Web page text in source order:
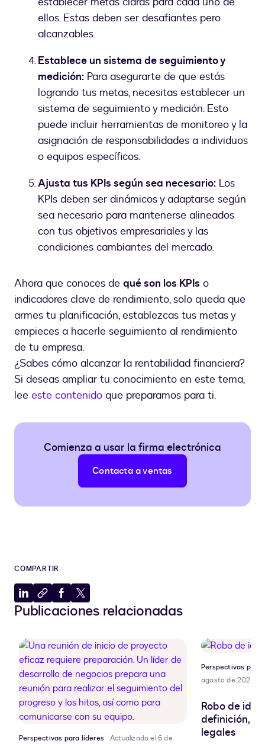
ellos. Estas deben ser desafiantes pero
alcanzables.
Establece un sistema de seguimiento y
medición: Para asegurarte de que estás
logrando tus metas, necesitas establecer un
sistema de seguimiento y medición. Esto
puede incluir herramientas de monitoreo y la
asignación de responsabilidades a individuos
o equipos específicos.
Ajusta tus KPIs según sea necesario: Los
KPIs deben ser dinámicos y adaptarse según
sea necesario para mantenerse alineados
con tus objetivos empresariales y las
condiciones cambiantes del mercado.
Ahora que conoces de qué son los KPIs o
indicadores clave de rendimiento, solo queda que
armes tu planificación, establezcas tus metas y
empieces a hacerle seguimiento al rendimiento
de tu empresa.
¿Sabes cómo alcanzar la rentabilidad financiera?
Si deseas ampliar tu conocimiento en este tema,
lee este contenido que preparamos para ti.
Comienza a usar la firma electrónica
Contacta a ventas
COMPARTIR
Compartir
en
Copiar
al
Compartir
en
Compartir
en
Publicaciones relacionadas
Perspectivas para líderes
Actualizado el 6 de
Perspectivas para
agosto de 2026
Robo de
definición,
legales